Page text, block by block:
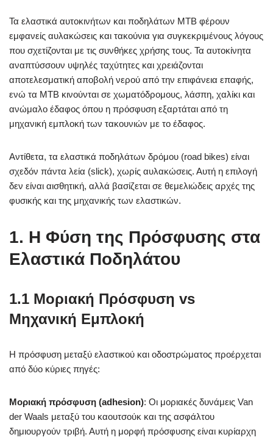
Τα ελαστικά αυτοκινήτων και ποδηλάτων MTB φέρουν
εμφανείς αυλακώσεις και τακούνια για συγκεκριμένους λόγους
που σχετίζονται με τις συνθήκες χρήσης τους. Τα αυτοκίνητα
αναπτύσσουν υψηλές ταχύτητες και χρειάζονται
αποτελεσματική αποβολή νερού από την επιφάνεια επαφής,
ενώ τα MTB κινούνται σε χωματόδρομους, λάσπη, χαλίκι και
ανώμαλο έδαφος όπου η πρόσφυση εξαρτάται από τη
μηχανική εμπλοκή των τακουνιών με το έδαφος.
Αντίθετα, τα ελαστικά ποδηλάτων δρόμου (road bikes) είναι
σχεδόν πάντα λεία (slick), χωρίς αυλακώσεις. Αυτή η επιλογή
δεν είναι αισθητική, αλλά βασίζεται σε θεμελιώδεις αρχές της
φυσικής και της μηχανικής των ελαστικών.
1. Η Φύση της Πρόσφυσης στα
Ελαστικά Ποδηλάτου
1.1 Μοριακή Πρόσφυση vs
Μηχανική Εμπλοκή
Η πρόσφυση μεταξύ ελαστικού και οδοστρώματος προέρχεται
από δύο κύριες πηγές:
Μοριακή πρόσφυση (adhesion): Οι μοριακές δυνάμεις Van
der Waals μεταξύ του καουτσούκ και της ασφάλτου
δημιουργούν τριβή. Αυτή η μορφή πρόσφυσης είναι κυρίαρχη